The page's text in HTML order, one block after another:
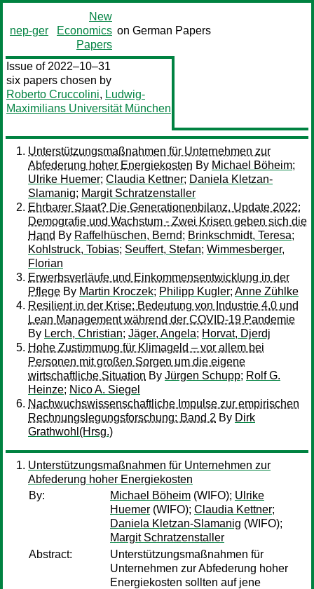
nep-ger
New
Economics
Papers
on German Papers
Issue of 2022–10–31
six papers chosen by
Roberto Cruccolini, Ludwig-
Maximilians Universität München
Unterstützungsmaßnahmen für Unternehmen zur
Abfederung hoher Energiekosten By Michael Böheim;
Ulrike Huemer; Claudia Kettner; Daniela Kletzan-
Slamanig; Margit Schratzenstaller
Ehrbarer Staat? Die Generationenbilanz. Update 2022:
Demografie und Wachstum - Zwei Krisen geben sich die
Hand By Raffelhüschen, Bernd; Brinkschmidt, Teresa;
Kohlstruck, Tobias; Seuffert, Stefan; Wimmesberger,
Florian
Erwerbsverläufe und Einkommensentwicklung in der
Pflege By Martin Kroczek; Philipp Kugler; Anne Zühlke
Resilient in der Krise: Bedeutung von Industrie 4.0 und
Lean Management während der COVID-19 Pandemie
By Lerch, Christian; Jäger, Angela; Horvat, Djerdj
Hohe Zustimmung für Klimageld – vor allem bei
Personen mit großen Sorgen um die eigene
wirtschaftliche Situation By Jürgen Schupp; Rolf G.
Heinze; Nico A. Siegel
Nachwuchswissenschaftliche Impulse zur empirischen
Rechnungslegungsforschung: Band 2 By Dirk
Grathwohl(Hrsg.)
Unterstützungsmaßnahmen für Unternehmen zur
Abfederung hoher Energiekosten
By:
Michael Böheim (WIFO); Ulrike
Huemer (WIFO); Claudia Kettner;
Daniela Kletzan-Slamanig (WIFO);
Margit Schratzenstaller
Abstract:
Unterstützungsmaßnahmen für
Unternehmen zur Abfederung hoher
Energiekosten sollten auf jene